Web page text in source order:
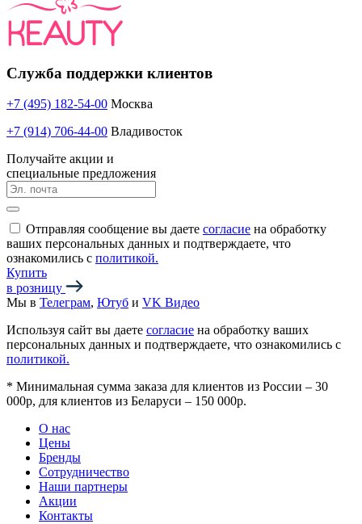
Служба поддержки клиентов
+7 (495) 182-54-00 Москва
+7 (914) 706-44-00 Владивосток
Получайте акции и
специальные предложения
Отправляя сообщение вы даете согласие на обработку
ваших персональных данных и подтверждаете, что
ознакомились с политикой.
Купить
в розницу
Мы в Телеграм, Ютуб и VK Видео
Используя сайт вы даете согласие на обработку ваших
персональных данных и подтверждаете, что ознакомились с
политикой.
* Минимальная сумма заказа для клиентов из России – 30
000р, для клиентов из Беларуси – 150 000р.
О нас
Цены
Бренды
Сотрудничество
Наши партнеры
Акции
Контакты